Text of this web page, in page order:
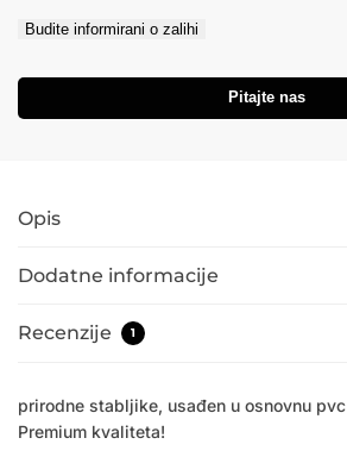
Budite informirani o zalihi
Pitajte nas
Opis
Dodatne informacije
Recenzije 1
prirodne stabljike, usađen u osnovnu
Premium kvaliteta!